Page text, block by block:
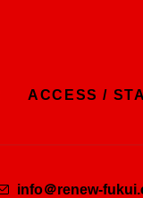
ACCESS /
info＠renew-